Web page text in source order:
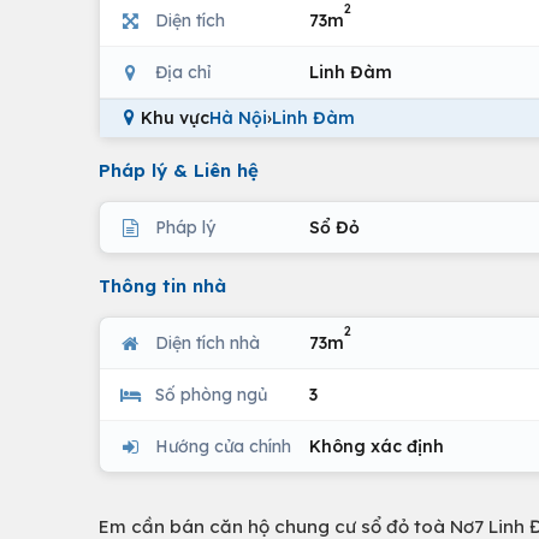
Diện tích 73m
2
Địa chỉ Linh Đàm
Khu vựcHà Nội›Linh Đàm
Pháp lý & Liên hệ
Pháp lý Sổ Đỏ
Thông tin nhà
Diện tích nhà 73m
2
Số phòng ngủ 3
Hướng cửa chính Không xác định
Em cần bán căn hộ chung cư sổ đỏ toà Nơ7 Linh